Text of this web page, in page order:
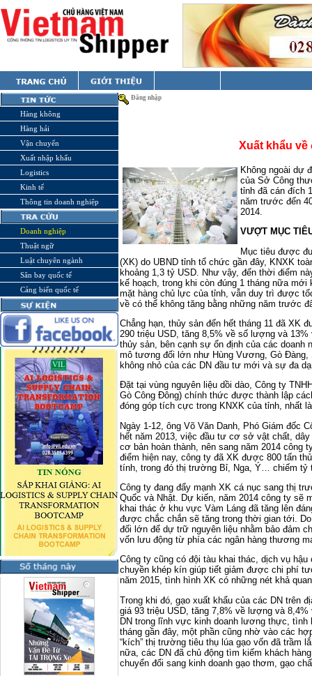
Hàng không
Hàng hải
Vận chuyển
Xuất nhập khẩu
Logistics
Kinh tế
Thông tin doanh nghiệp
Doanh nghiệp
Thuật ngữ
Luật chuyên ngành
Sân bay quốc tế
Cảng biển quốc tế
Đăng nhập
Xuất khẩu về
Không ngoài dự
của Sở Công
tỉnh đã cán đích
năm trước đến
2014.
VƯỢT MỤC
Mục tiêu được
(XK) do UBND tỉnh tổ chức gần đây, KNXK
khoảng 1,3 tỷ USD. Như vậy, đến thời điểm
kế hoạch, trong khi còn đúng 1 tháng nữa
mặt hàng chủ lực của tỉnh, vẫn duy trì được
về có thể không tăng bằng những năm trước
Chẳng hạn, thủy sản đến hết tháng 11 đã XK
290 triệu USD, tăng 8,5% về số lượng và
thủy sản, bên cạnh sự ổn định của các
mô tương đối lớn như Hùng Vương, Gò
không nhỏ của các DN đầu tư mới và sự đa
Đặt tại vùng nguyên liệu dồi dào, Công ty
Gò Công Đông) chính thức được thành lập
đóng góp tích cực trong KNXK của tỉnh, nhất
Ngày 1-12, ông Võ Văn Danh, Phó Giám đốc
hết năm 2013, việc đầu tư cơ sở vật chất,
cơ bản hoàn thành, nên sang năm 2014 công
điểm hiện nay, công ty đã XK được 800 tấn
tính, trong đó thị trường Bỉ, Nga, Ý… chiếm tỷ
Công ty đang đẩy mạnh XK cá nục sang thị
Quốc và Nhật. Dự kiến, năm 2014 công ty sẽ
khai thác ở khu vực Vàm Láng đã tăng lên
được chắc chắn sẽ tăng trong thời gian tới.
đối lớn để dự trữ nguyên liệu nhằm bảo đảm
vốn lưu động từ phía các ngân hàng thương
Công ty cũng có đội tàu khai thác, dịch vụ
chuyền khép kín giúp tiết giảm được chi phí
năm 2015, tình hình XK có những nét khả
Trong khi đó, gạo xuất khẩu của các DN trên
giá 93 triệu USD, tăng 7,8% về lượng và
DN trong lĩnh vực kinh doanh lương thực,
tháng gần đây, một phần cũng nhờ vào các
“kích” thị trường tiêu thụ lúa gạo vốn đã trầm
nữa, các DN đã chủ động tìm kiếm khách
chuyển đổi sang kinh doanh gạo thơm, gạo